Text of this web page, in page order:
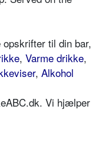
til din bar,
, Varme drikke,
, Alkohol
Vi hjælper